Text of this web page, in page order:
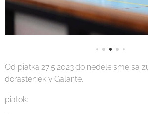
Od piatka 27.5.2023 do nedele sme sa
dorasteniek v Galante.
piatok: